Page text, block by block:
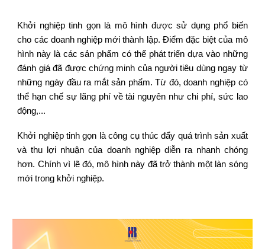
Khởi nghiệp tinh gọn là mô hình được sử dụng phổ biến
cho các doanh nghiệp mới thành lập. Điểm đặc biệt của mô
hình này là các sản phẩm có thể phát triển dựa vào những
đánh giá đã được chứng minh của người tiêu dùng ngay từ
những ngày đầu ra mắt sản phẩm. Từ đó, doanh nghiệp có
thể hạn chế sự lãng phí về tài nguyên như chi phí, sức lao
động,...
Khởi nghiệp tinh gọn là công cụ thúc đẩy quá trình sản xuất
và thu lợi nhuận của doanh nghiệp diễn ra nhanh chóng
hơn. Chính vì lẽ đó, mô hình này đã trở thành một làn sóng
mới trong khởi nghiệp.